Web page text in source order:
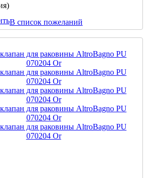
В список пожеланий